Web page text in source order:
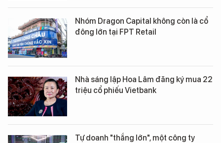
Nhóm Dragon Capital không còn là cổ
đông lớn tại FPT Retail
Nhà sáng lập Hoa Lâm đăng ký mua 22
triệu cổ phiếu Vietbank
Tự doanh "thắng lớn", một công ty